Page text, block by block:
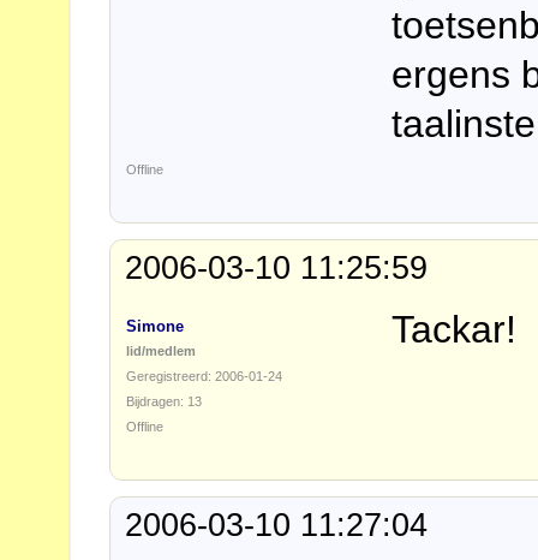
ergens
Offline
2006-03-10 11:25:59
Simone
lid/medlem
Geregistreerd: 2006-01-24
Bijdragen: 13
Tackar!
Offline
2006-03-10 11:27:04